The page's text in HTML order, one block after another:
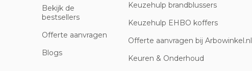
Bekijk de
bestsellers
Offerte aanvragen
Blogs
Keuzehulp brandblussers
Keuzehulp EHBO koffers
Offerte aanvragen bij Arbowinkel.nl
Keuren & Onderhoud